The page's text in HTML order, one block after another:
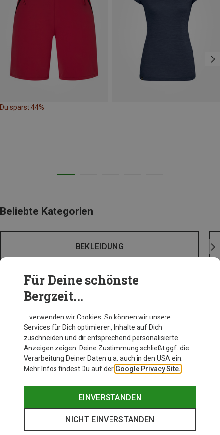
Du sparst 44%
Beliebte Kategorien
BEKLEIDUNG
Für Deine schönste
Bergzeit...
… verwenden wir Cookies. So können wir unsere
Services für Dich optimieren, Inhalte auf Dich
zuschneiden und dir entsprechend personalisierte
Anzeigen zeigen. Deine Zustimmung schließt ggf. die
Verarbeitung Deiner Daten u.a. auch in den USA ein.
Mehr Infos findest Du auf der Google Privacy Site.
EINVERSTANDEN
NICHT EINVERSTANDEN